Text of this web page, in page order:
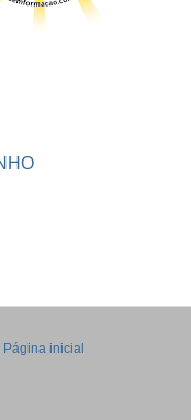
Página inicial